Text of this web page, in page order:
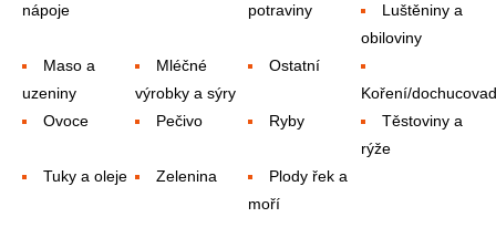
nápoje
potraviny
Luštěniny a
obiloviny
Maso a
uzeniny
Mléčné
výrobky a sýry
Ostatní
Koření/
Ovoce
Pečivo Ryby
Těstoviny a
rýže
Tuky a oleje
Zelenina
Plody řek a
moří